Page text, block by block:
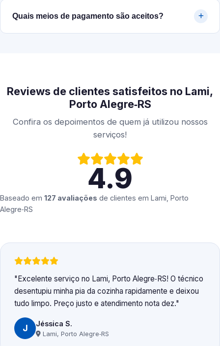
Quais meios de pagamento são aceitos?
Reviews de clientes satisfeitos no Lami,
Porto Alegre‑RS
Confira os depoimentos de quem já utilizou nossos
serviços!
4.9
Baseado em 127 avaliações de clientes em Lami, Porto
Alegre‑RS
Excelente serviço no Lami, Porto Alegre‑RS! O técnico
desentupiu minha pia da cozinha rapidamente e deixou
tudo limpo. Preço justo e atendimento nota dez.
J Jéssica S.
Lami, Porto Alegre‑RS